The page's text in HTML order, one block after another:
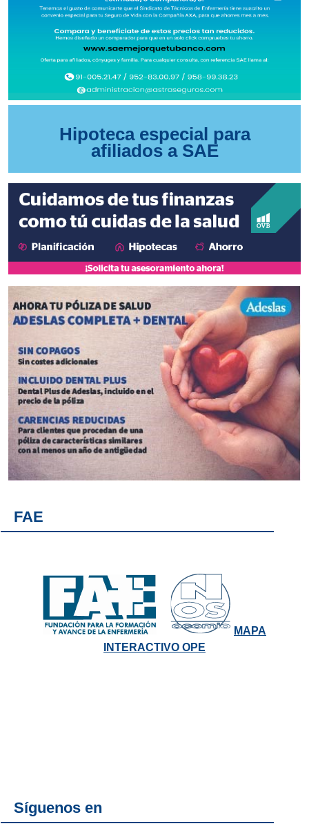
Hipoteca especial para
afiliados a SAE
FAE
MAPA
INTERACTIVO OPE
Síguenos en